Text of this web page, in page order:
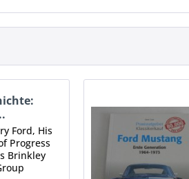
Ford, His
Progress
Brinkley